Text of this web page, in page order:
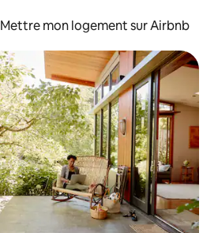
Mettre mon logement sur Airbnb